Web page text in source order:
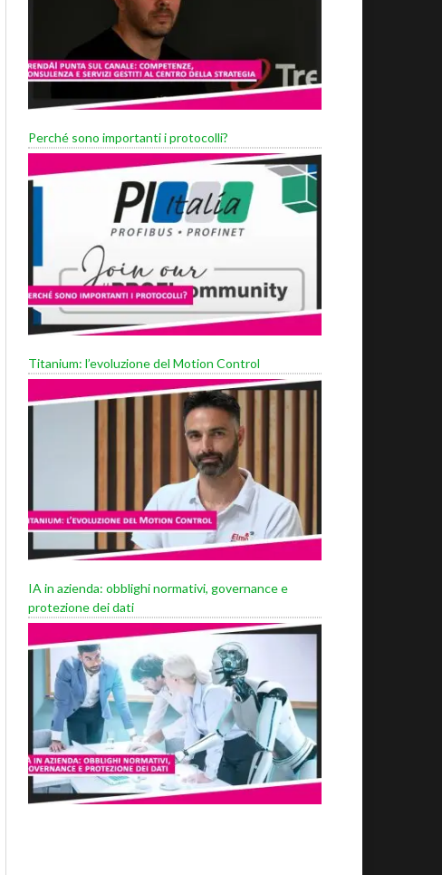
Perché sono importanti i protocolli?
Titanium: l’evoluzione del Motion Control
IA in azienda: obblighi normativi, governance e
protezione dei dati